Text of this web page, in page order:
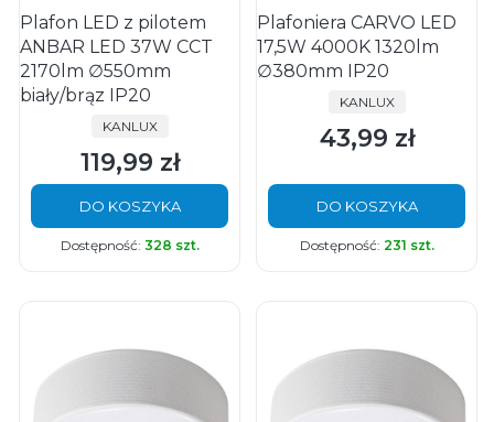
Plafon LED z pilotem
ANBAR LED 37W CCT
2170lm ∅550mm
biały/brąz IP20
PRODUCENT
KANLUX
Cena
119,99 zł
DO KOSZYKA
Dostępność: 328 szt.
Plafoniera CARVO LED
17,5W 4000K 1320lm
∅380mm IP20
PRODUCENT
KANLUX
Cena
43,99 zł
DO KOSZYKA
Dostępność: 231 szt.